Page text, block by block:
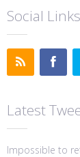
Social Links
Latest
Impossible to